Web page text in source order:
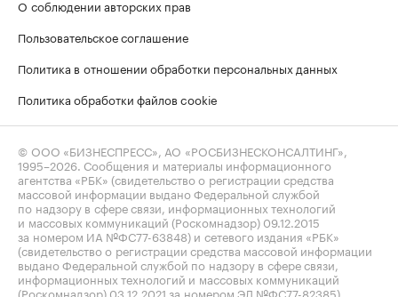
О соблюдении авторских прав
Пользовательское соглашение
Политика в отношении обработки персональных данных
Политика обработки файлов cookie
© ООО «БИЗНЕСПРЕСС», АО «РОСБИЗНЕСКОНСАЛТИНГ»,
1995–2026 . Сообщения и материалы информационного
агентства «РБК» (свидетельство о регистрации средства
массовой информации выдано Федеральной службой
по надзору в сфере связи, информационных технологий
и массовых коммуникаций (Роскомнадзор) 09.12.2015
за номером ИА №ФС77-63848) и сетевого издания «РБК»
(свидетельство о регистрации средства массовой информации
выдано Федеральной службой по надзору в сфере связи,
информационных технологий и массовых коммуникаций
(Роскомнадзор) 03.12.2021 за номером ЭЛ №ФС77-82385)